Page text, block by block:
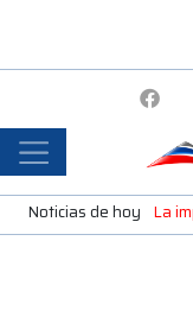
Noticias de hoy La